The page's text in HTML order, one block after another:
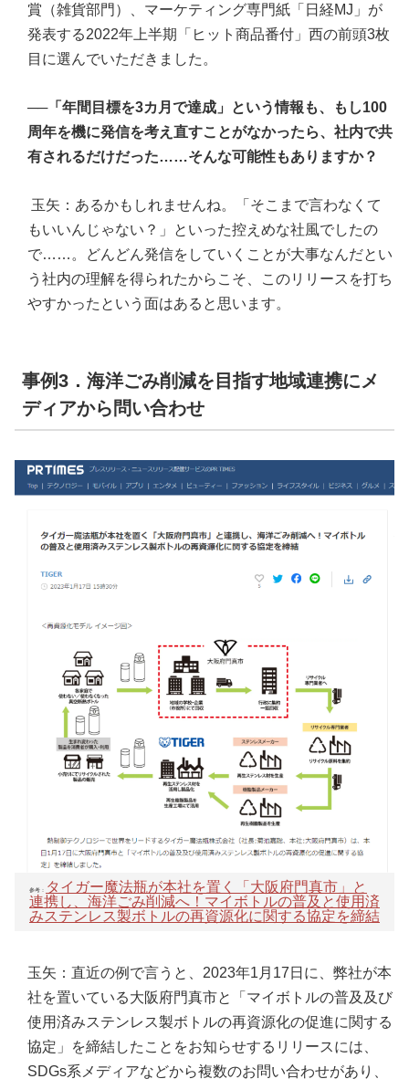
賞（雑貨部門）、マーケティング専門紙「日経MJ」が
発表する2022年上半期「ヒット商品番付」西の前頭3枚
目に選んでいただきました。
──「年間目標を3カ月で達成」という情報も、もし100
周年を機に発信を考え直すことがなかったら、社内で共
有されるだけだった……そんな可能性もありますか？
玉矢：あるかもしれませんね。「そこまで言わなくて
もいいんじゃない？」といった控えめな社風でしたの
で……。どんどん発信をしていくことが大事なんだとい
う社内の理解を得られたからこそ、このリリースを打ち
やすかったという面はあると思います。
事例3．海洋ごみ削減を目指す地域連携にメ
ディアから問い合わせ
参考： タイガー魔法瓶が本社を置く「大阪府門真市」と
連携し、海洋ごみ削減へ！マイボトルの普及と使用済
みステンレス製ボトルの再資源化に関する協定を締結
玉矢：直近の例で言うと、2023年1月17日に、弊社が本
社を置いている大阪府門真市と「マイボトルの普及及び
使用済みステンレス製ボトルの再資源化の促進に関する
協定」を締結したことをお知らせするリリースには、
SDGs系メディアなどから複数のお問い合わせがあり、